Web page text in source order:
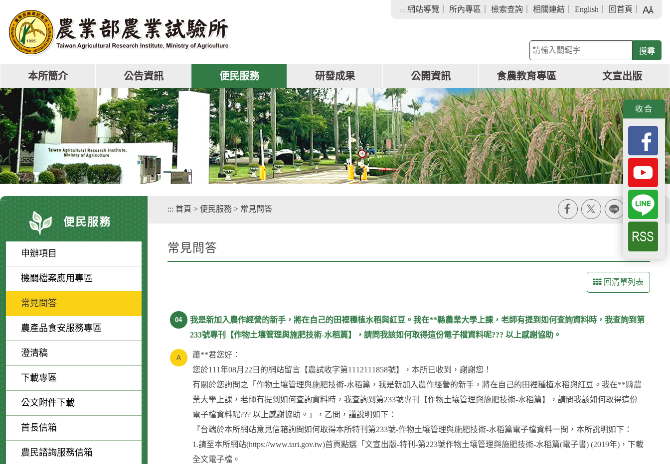
::: 網站導覽 所內專區 檢索查詢 相關連結 English 回首頁
小
關
鍵
查
詢
本所簡介 公告資訊 便民服務 研發成果 公開資訊 食農教育專區 文宣出版
收合
:::
便民服務
申辦項目
機關檔案應用專區
常見問答
農產品食安服務專區
澄清稿
下載專區
公文附件下載
首長信箱
農民諮詢服務信箱
::: 首頁 > 便民服務 > 常見問答
常見問答
回清單列表
04
我是新加入農作經營的新手，將在自己的田裡種植水稻與紅豆。我在**縣農業大學上課，老師有提到如何查詢資料時，我查詢到第
233號專刊【作物土壤管理與施肥技術-水稻篇】，請問我該如何取得這份電子檔資料呢??? 以上感謝協助。
蕭**君您好：
您於111年08月22日的網站留言【農試收字第1112111858號】，本所已收到，謝謝您！
有關於您詢問之「作物土壤管理與施肥技術-水稻篇，我是新加入農作經營的新手，將在自己的田裡種植水稻與紅豆。我在**縣農
業大學上課，老師有提到如何查詢資料時，我查詢到第233號專刊【作物土壤管理與施肥技術-水稻篇】，請問我該如何取得這份
電子檔資料呢??? 以上感謝協助。」，乙問，謹說明如下：
『台端於本所網站意見信箱詢問如何取得本所特刊第233號-作物土壤管理與施肥技術-水稻篇電子檔資料一問，本所說明如下：
1.請至本所網站(https://www.tari.gov.tw)首頁點選「文宣出版-特刊-第223號作物土壤管理與施肥技術-水稻篇(電子書) (2019年)，下載
全文電子檔。